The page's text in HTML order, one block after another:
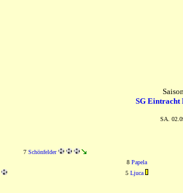
SG Eintracht
SA.
7 Schönfelder
8 Papela
5 Ljuca